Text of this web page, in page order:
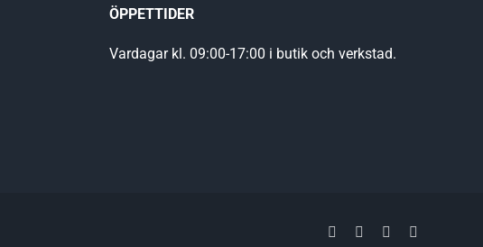
ÖPPETTIDER
Vardagar kl. 09:00-17:00 i butik och verkstad.
FacebookYouTubeLinkedIn